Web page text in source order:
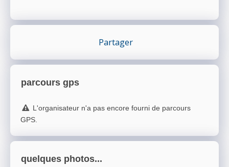
Partager
parcours gps
L'organisateur n'a pas encore fourni de parcours
GPS.
quelques photos...